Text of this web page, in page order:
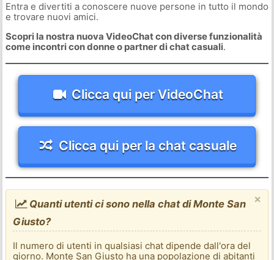
Entra e divertiti a conoscere nuove persone in tutto il mondo
e trovare nuovi amici.
Scopri la nostra nuova VideoChat con diverse funzionalità
come incontri con donne o partner di chat casuali.
Clicca qui per VideoChat
Clicca qui per la chat casuale
×
Quanti utenti ci sono nella chat di Monte San
Giusto?
Il numero di utenti in qualsiasi chat dipende dall'ora del
giorno. Monte San Giusto ha una popolazione di abitanti